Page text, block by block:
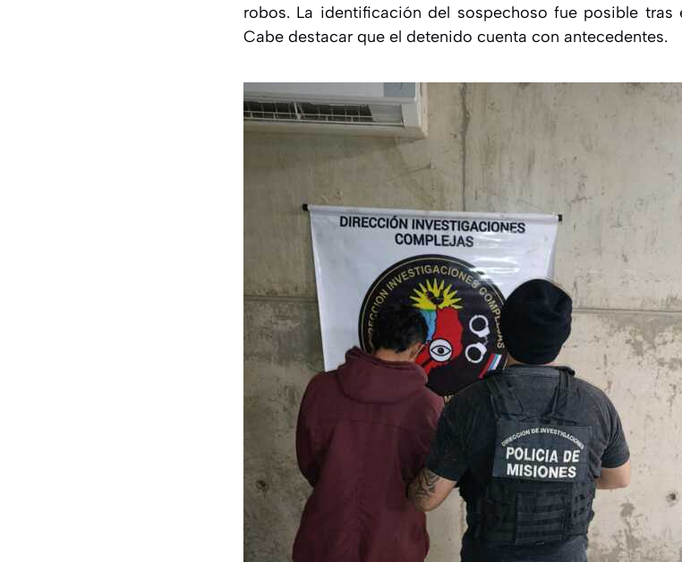
robos. La identificación del sospechoso fue posible tras
Cabe destacar que el detenido cuenta con antecedentes.